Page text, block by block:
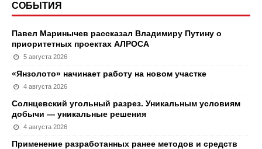
СОБЫТИЯ
Павел Маринычев рассказал Владимиру Путину о
приоритетных проектах АЛРОСА
5 августа 2026
«Янзолото» начинает работу на новом участке
4 августа 2026
Солнцевский угольный разрез. Уникальным условиям
добычи — уникальные решения
4 августа 2026
Применение разработанных ранее методов и средств